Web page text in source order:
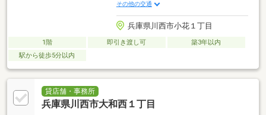
その他の交通
兵庫県川西市小花１丁目
1階 即引き渡し可
築3年以内
駅から徒歩5分以内
貸店舗・事務所
兵庫県川西市大和西１丁目